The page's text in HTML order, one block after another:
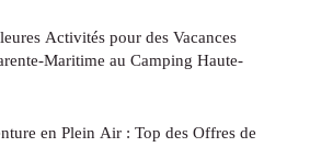
Activités pour des Vacances
Maritime au Camping Haute-
en Plein Air : Top des Offres de